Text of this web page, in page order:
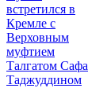
встретился в
Кремле с
Верховным
муфтием
Талгатом Сафа
Таджуддином